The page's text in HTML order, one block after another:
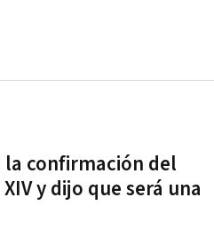
confirmación del
y dijo que será una